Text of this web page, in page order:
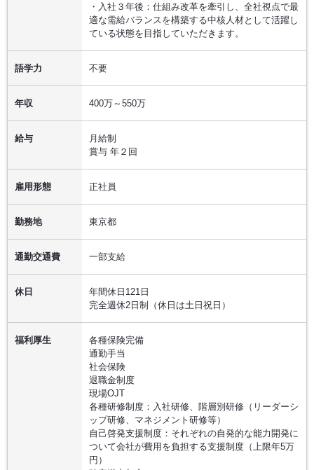
・入社３年後：仕組み改革を牽引し、全社視点で最
適な需給バランスを構築する中核人材として活躍し
ている状態を目指していただきます。
語学力 不要
年収 400万～550万
給与
月給制
賞与 年２回
雇用形態 正社員
勤務地 東京都
通勤交通費 一部支給
休日
年間休日121日
完全週休2日制（休日は土日祝日）
福利厚生
各種保険完備
通勤手当
社会保険
退職金制度
現場OJT
各種研修制度：入社研修、階層別研修（リーダーシ
ップ研修、マネジメント研修等）
自己啓発支援制度：それぞれの自発的な能力開発に
ついて会社が費用を負担する支援制度（上限年5万
円）